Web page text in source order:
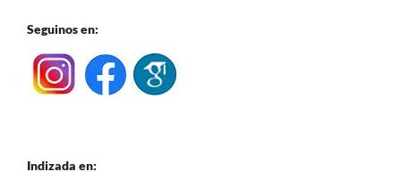
Seguinos en:
Indizada en: